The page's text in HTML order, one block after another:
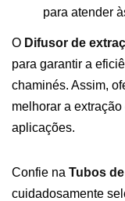
para atender
O Difusor de
para garantir a
chaminés. Assim,
melhorar a
aplicações.
Confie na Tubos
cuidadosamente